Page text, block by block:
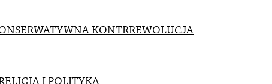
KONTRREWOLUCJA